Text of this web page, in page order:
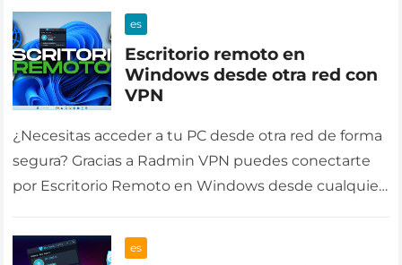
es
Escritorio remoto en
Windows desde otra red con
VPN
¿Necesitas acceder a tu PC desde otra red de forma
segura? Gracias a Radmin VPN puedes conectarte
por Escritorio Remoto en Windows desde cualquier
es